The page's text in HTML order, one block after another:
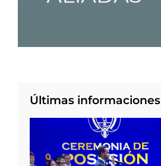
Últimas informaciones